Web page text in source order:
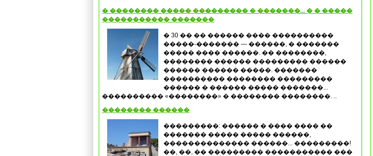
� �������� ����� ��������� � �������... � � �����
����������� �������
� 30 �� �� ������ ���� ����������
�����-������� — ������, � �������
����� ���� ������. �� ��������,
�������� ������ ��������� ������
������ ������ �����. �������
���������� �������� ���������
������ � ������ ����� �������...
���������� «��������» � �������� ��������. ..
�������� ������
���������: ������ � ���� ���� ��
������� ����� ����� ������,
�������������� ������... ���������!
��, ��, �� ��������� ����������� ���